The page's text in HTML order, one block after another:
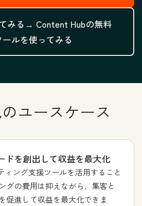
みる→ Content Hubの無料
ールを使ってみる
ユースケース
ドを創出して収益を最大化
ィング支援ツールを活用すること
グの費用は抑えながら、集客と
促進して収益を最大化できま